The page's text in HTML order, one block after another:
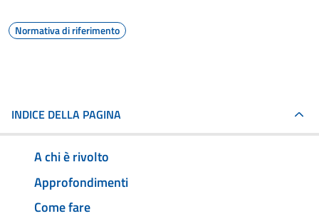
Normativa di riferimento
INDICE DELLA PAGINA
A chi è rivolto
Approfondimenti
Come fare